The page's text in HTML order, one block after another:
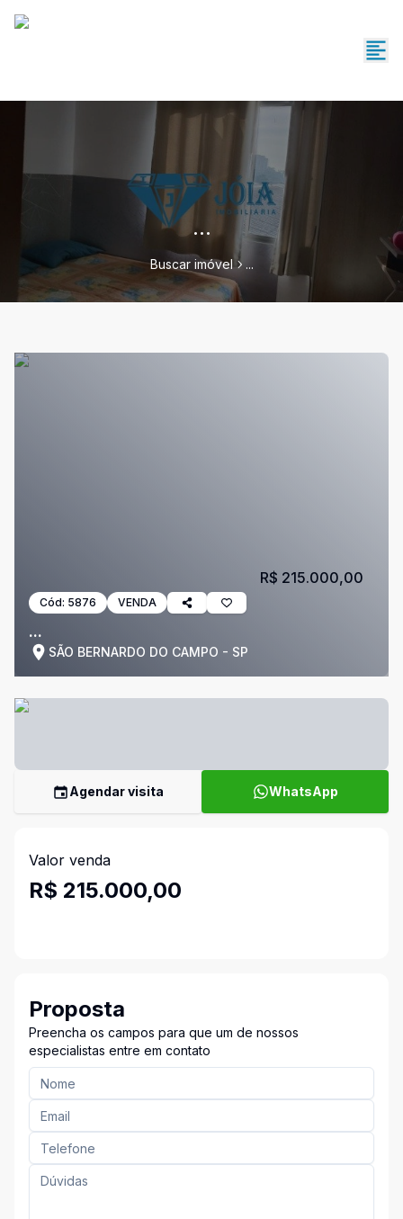
...
Buscar imóvel ...
Cód: 5876 VENDA
...
SÃO BERNARDO DO CAMPO - SP
R$ 215.000,00
Agendar visita WhatsApp
Valor venda
R$ 215.000,00
Proposta
Preencha os campos para que um de nossos
especialistas entre em contato